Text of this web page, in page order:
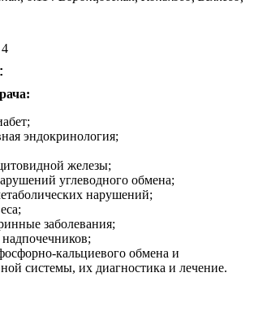
эндокринология;
железы;
углеводного обмена;
нарушений;
заболевания;
кальциевого обмена и
системы, их диагностика и лечение.